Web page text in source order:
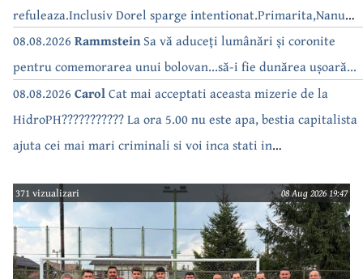
refuleaza.Inclusiv Dorel sparge intentionat.Primarita,Nanu
bea apa de la robinet.Asta as intreba o si pe Izabel Mitrea
08.08.2026 RammsteinSa vă aduceți lumânări și coronite
pentru comemorarea unui bolovan...să-i fie dunărea ușoară...
08.08.2026 CarolCat mai acceptati aceasta mizerie de la
HidroPH??????????? La ora 5.00 nu este apa, bestia capitalista
ajuta cei mai mari criminali si voi inca stati in
371 vizualizari 08 Aug 2026 19:47